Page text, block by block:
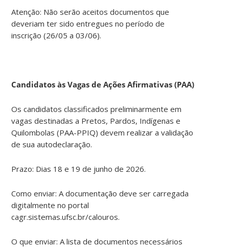
Atenção: Não serão aceitos documentos que
deveriam ter sido entregues no período de
inscrição (26/05 a 03/06).
Candidatos às Vagas de Ações Afirmativas (PAA)
Os candidatos classificados preliminarmente em
vagas destinadas a Pretos, Pardos, Indígenas e
Quilombolas (PAA-PPIQ) devem realizar a validação
de sua autodeclaração.
Prazo: Dias 18 e 19 de junho de 2026.
Como enviar: A documentação deve ser carregada
digitalmente no portal
cagr.sistemas.ufsc.br/calouros.
O que enviar: A lista de documentos necessários